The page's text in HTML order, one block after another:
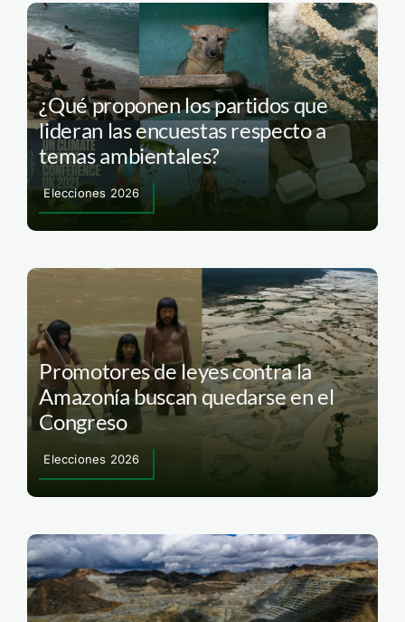
¿Qué proponen los partidos que
lideran las encuestas respecto a
temas ambientales?
Elecciones 2026
Promotores de leyes contra la
Amazonía buscan quedarse en el
Congreso
Elecciones 2026